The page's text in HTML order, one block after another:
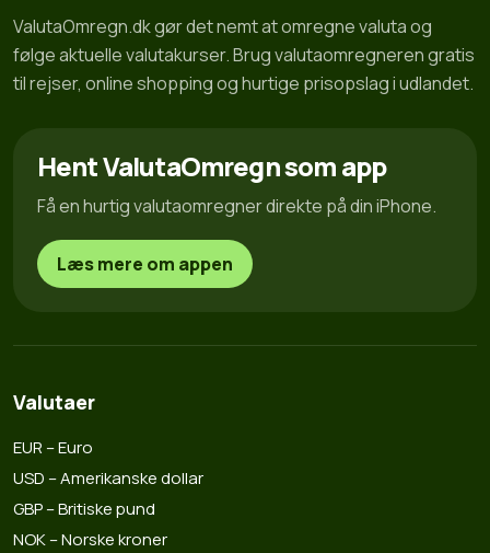
ValutaOmregn.dk gør det nemt at omregne valuta og
følge aktuelle valutakurser. Brug valutaomregneren gratis
til rejser, online shopping og hurtige prisopslag i udlandet.
Hent ValutaOmregn som app
Få en hurtig valutaomregner direkte på din iPhone.
Læs mere om appen
Valutaer
EUR – Euro
USD – Amerikanske dollar
GBP – Britiske pund
NOK – Norske kroner